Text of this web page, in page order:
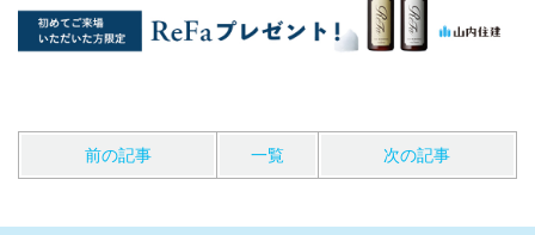
前の記事 一覧 次の記事